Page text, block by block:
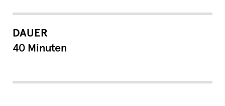
DAUER
40 Minuten